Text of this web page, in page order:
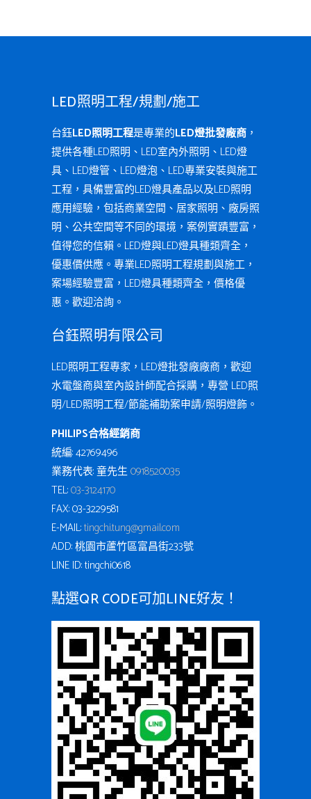
LED照明工程/規劃/施工
台鈺LED照明工程是專業的LED燈批發廠商 ，
提供各種LED照明、LED室內外照明、LED燈
具、LED燈管、LED燈泡、LED專業安裝與施工
工程，具備豐富的LED燈具產品以及LED照明
應用經驗，包括商業空間、居家照明、廠房照
明、公共空間等不同的環境，案例實蹟豐富，
值得您的信賴。LED燈與LED燈具種類齊全，
優惠價供應。專業LED照明工程規劃與施工，
案場經驗豐富，LED燈具種類齊全，價格優
惠。歡迎洽詢。
台鈺照明有限公司
LED照明工程專家，LED燈批發廠廠商，歡迎
水電盤商與室內設計師配合採購，專營 LED照
明/LED照明工程/節能補助案申請/照明燈飾。
PHILIPS合格經銷商
統編: 42769496
業務代表: 童先生0918520035
TEL:03-3124170
FAX: 03-3229581
E-MAIL:tingchi.tung@gmail.com
ADD: 桃園市蘆竹區富昌街233號
LINE ID: tingchi0618
點選QR CODE可加LINE好友！